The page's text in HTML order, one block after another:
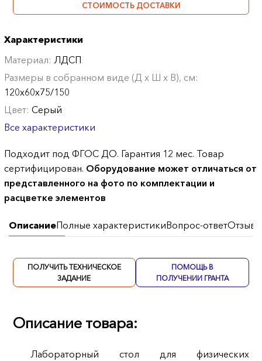
СТОИМОСТЬ ДОСТАВКИ
Характеристики
Материал:ЛДСП
Размеры в собранном виде (Д х Ш х В), см:
120х60х75/150
Цвет:Серый
Все характеристики
Подходит под ФГОС ДО. Гарантия 12 мес. Товар
сертифицирован. Оборудование может отличаться от
представленного на фото по комплектации и
расцветке элементов
ОписаниеПолные характеристикиВопрос-ответОтзывы
ПОЛУЧИТЬ ТЕХНИЧЕСКОЕ
ЗАДАНИЕ
ПОМОЩЬ В
ПОЛУЧЕНИИ ГРАНТА
Описание товара:
Лабораторный стол для физических